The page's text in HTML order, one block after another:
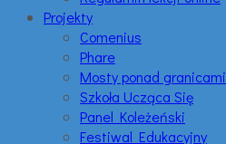
Projekty
Comenius
Phare
Mosty ponad granicami
Szkoła Ucząca Się
Panel Koleżeński
Festiwal Edukacyjny